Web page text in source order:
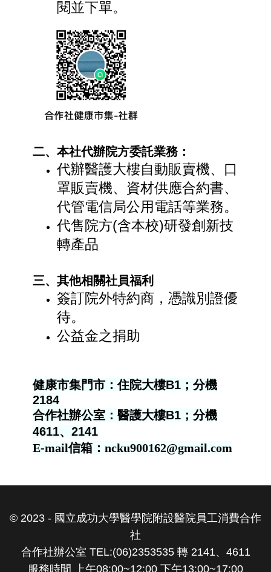
閱並下單。
二、本社代辦院方委託業務：
代辦醫護大樓自動販賣機、口
罩販賣機、資材供應合約書、
代管電信局公用電話等業務。
代售院方(含本校)研發創新技
轉產品
三、其他相關社員福利
簽訂院外特約商，憑識別證優
待。
公益金之捐助
健康市集門市：住院大樓B1；分機
2184
合作社辦公室：醫護大樓B1；分機
4611、2141
E-mail信箱：ncku900162@gmail.com
© 2023 - 國立成功大學醫學院附設醫院員工消費合作
社
合作社辦公室 TEL:(06)2353535 轉 2141、4611
服務時間 上午08:00~12:00 下午13:00~17:00